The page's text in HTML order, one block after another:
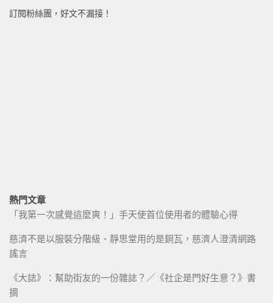
訂閱粉絲團，好文不漏接！
熱門文章
「我第一次感覺這麼爽！」手天使首位使用者的體驗心得
慈濟不是以服裝分階級、靜思堂用的是銅瓦，慈濟人澄清網路
謠言
《大誌》：幫助街友的一份雜誌？／《社企是門好生意？》書
摘